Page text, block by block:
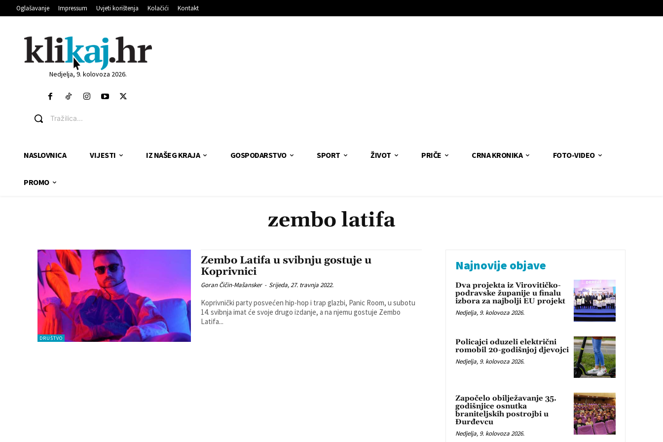
Oglašavanje Impressum Uvjeti korištenja Kolačići Kontakt
Nedjelja, 9. kolovoza 2026.
Tražilica...
NASLOVNICA VIJESTI IZ NAŠEG KRAJA GOSPODARSTVO SPORT ŽIVOT PRIČE CRNA KRONIKA FOTO-VIDEO
PROMO
zembo latifa
DRUŠTVO
Zembo Latifa u svibnju gostuje u
Koprivnici
Goran Čičin-Mašansker - Srijeda, 27. travnja 2022.
Koprivnički party posvećen hip-hop i trap glazbi, Panic Room, u subotu
14. svibnja imat će svoje drugo izdanje, a na njemu gostuje Zembo
Latifa...
Najnovije objave
Dva projekta iz Virovitičko-
podravske županije u finalu
izbora za najbolji EU projekt
Nedjelja, 9. kolovoza 2026.
Policajci oduzeli električni
romobil 20-godišnjoj djevojci
Nedjelja, 9. kolovoza 2026.
Započelo obilježavanje 35.
godišnjice osnutka
braniteljskih postrojbi u
Đurđevcu
Nedjelja, 9. kolovoza 2026.